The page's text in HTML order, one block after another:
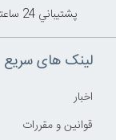
پشتيباني 24 ساعته
لینک های سریع
اخبار
قوانين و مقررات